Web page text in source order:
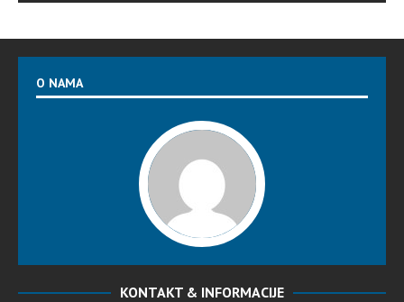
O NAMA
KONTAKT & INFORMACIJE